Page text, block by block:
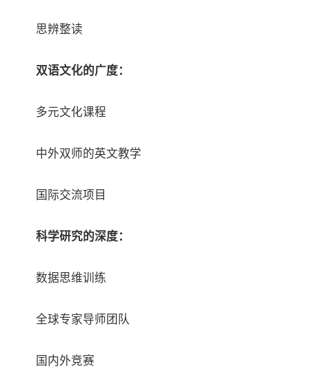
思辨整读
双语文化的广度：
多元文化课程
中外双师的英文教学
国际交流项目
科学研究的深度：
数据思维训练
全球专家导师团队
国内外竞赛